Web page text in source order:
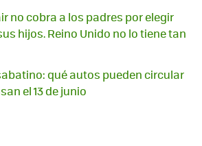
no cobra a los padres por elegir
hijos. Reino Unido no lo tiene tan
qué autos pueden circular
el 13 de junio